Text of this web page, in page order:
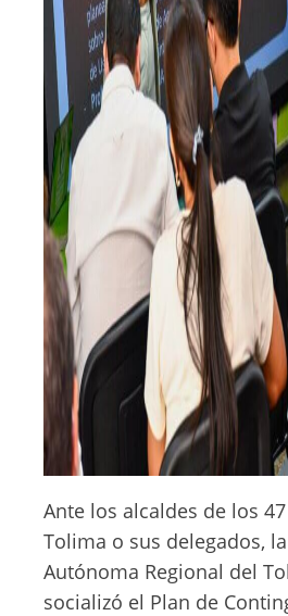
Ante los alcaldes de los
Tolima o sus delegados,
Autónoma Regional del
socializó el Plan de